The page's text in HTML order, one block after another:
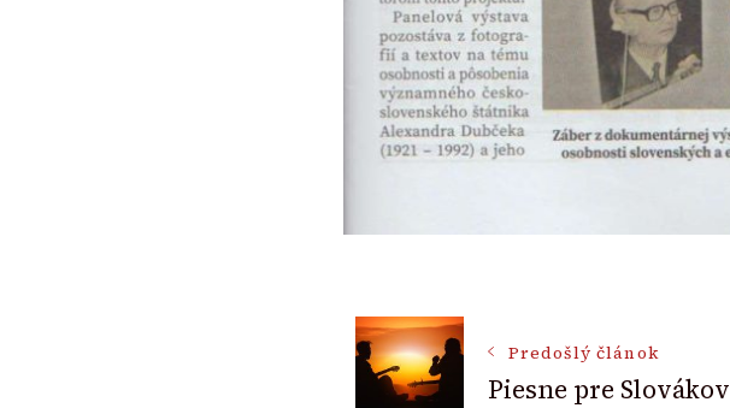
Post
Predošlý článok
Piesne pre Slovákov